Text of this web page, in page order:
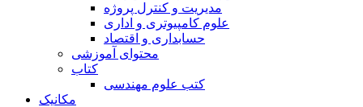
مدیریت و کنترل پروژه
علوم کامپیوتری و اداری
حسابداری و اقتصاد
محتوای آموزشی
کتاب
کتب علوم مهندسی
مکانیک